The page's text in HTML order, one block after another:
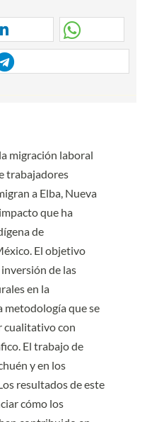
migración laboral
trabajadores
a Elba, Nueva
que ha
de
El objetivo
de las
en la
metodología que se
cualitativo con
El trabajo de
y en los
resultados de este
cómo los